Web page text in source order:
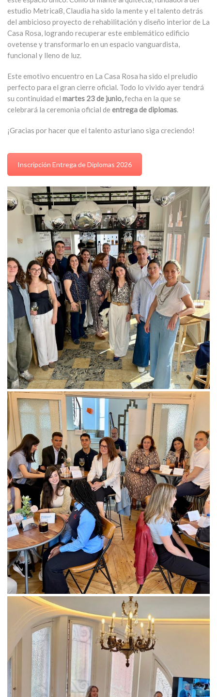
estudio Metrica8, Claudia ha sido la mente y el talento detrás
del ambicioso proyecto de rehabilitación y diseño interior de La
Casa Rosa, logrando recuperar este emblemático edificio
ovetense y transformarlo en un espacio vanguardista,
funcional y lleno de luz.
Este emotivo encuentro en La Casa Rosa ha sido el preludio
perfecto para el gran cierre oficial. Todo lo vivido ayer tendrá
su continuidad el martes 23 de junio,fecha en la que se
celebrará la ceremonia oficial de entrega de diplomas.
¡Gracias por hacer que el talento asturiano siga creciendo!
Inscripción Entrega de Diplomas 2026